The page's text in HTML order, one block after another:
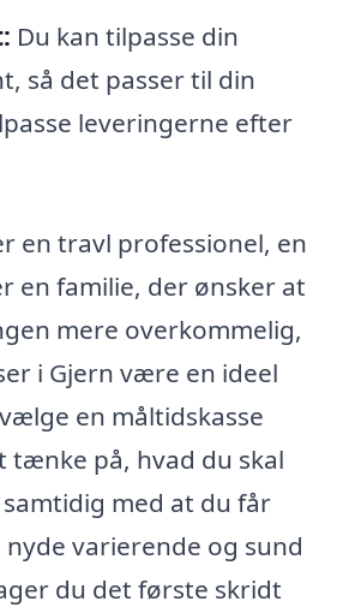
Du kan tilpasse din
så det passer til din
leveringerne efter
en travl professionel, en
en familie, der ønsker at
mere overkommelig,
i Gjern være en ideel
en måltidskasse
tænke på, hvad du skal
med at du får
varierende og sund
du det første skridt